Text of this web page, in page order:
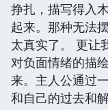
挣扎，描写得入
起来。那种无法
太真实了。 更让
对负面情绪的描
来。主人公通过
和自己的过去和